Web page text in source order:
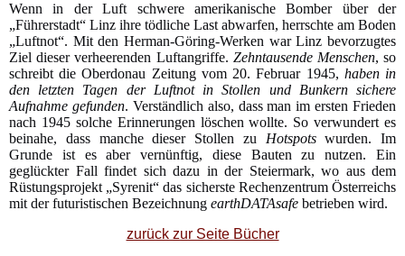
Wenn in der Luft schwere amerikanische Bomber über der
„Führerstadt“ Linz ihre tödliche Last abwarfen, herrschte am Boden
„Luftnot“. Mit den Herman-Göring-Werken war Linz bevorzugtes
Ziel dieser verheerenden Luftangriffe. Zehntausende Menschen, so
schreibt die Oberdonau Zeitung vom 20. Februar 1945, haben in
den letzten Tagen der Luftnot in Stollen und Bunkern sichere
Aufnahme gefunden. Verständlich also, dass man im ersten Frieden
nach 1945 solche Erinnerungen löschen wollte. So verwundert es
beinahe, dass manche dieser Stollen zu Hotspotswurden. Im
Grunde ist es aber vernünftig, diese Bauten zu nutzen. Ein
geglückter Fall findet sich dazu in der Steiermark, wo aus dem
Rüstungsprojekt „Syrenit“ das sicherste Rechenzentrum Österreichs
mit der futuristischen Bezeichnung earthDATAsafe betrieben wird.
zurück zur Seite Bücher